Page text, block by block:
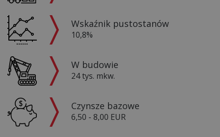
Wskaźnik pustostanów
10,8%
W budowie
24 tys. mkw.
Czynsze bazowe
6,50 - 8,00 EUR